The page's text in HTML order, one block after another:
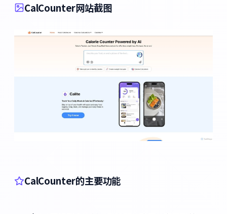
CalCounter网站截图
CalCounter的主要功能